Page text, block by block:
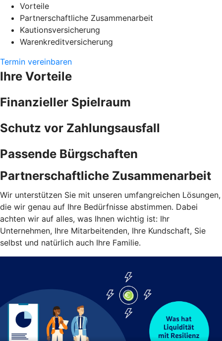
Vorteile
Partnerschaftliche Zusammenarbeit
Kautionsversicherung
Warenkreditversicherung
Termin vereinbaren
Ihre Vorteile
Finanzieller Spielraum
Schutz vor Zahlungsausfall
Passende Bürgschaften
Partnerschaftliche Zusammenarbeit
Wir unterstützen Sie mit unseren umfangreichen Lösungen,
die wir genau auf Ihre Bedürfnisse abstimmen. Dabei
achten wir auf alles, was Ihnen wichtig ist: Ihr
Unternehmen, Ihre Mitarbeitenden, Ihre Kundschaft, Sie
selbst und natürlich auch Ihre Familie.